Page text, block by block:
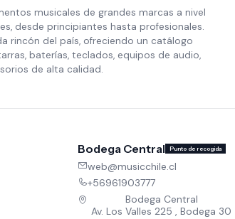
musicales de grandes marcas a nivel
desde principiantes hasta profesionales.
rincón del país, ofreciendo un catálogo
baterías, teclados, equipos de audio,
de alta calidad.
Bodega Central Punto de recogida
web@musicchile.cl
+56961903777
Bodega Central
Av. Los Valles 225 , Bodega 30